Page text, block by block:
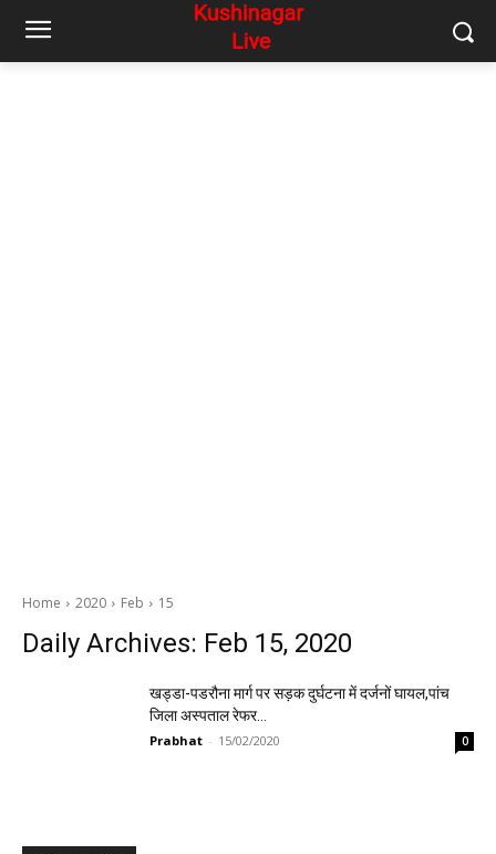
Home 2020 Feb 15
Daily Archives: Feb 15, 2020
खड्डा-पडरौना मार्ग पर सड़क दुर्घटना में दर्जनों घायल,पांच
जिला अस्पताल रेफर…
Prabhat - 15/02/2020 0